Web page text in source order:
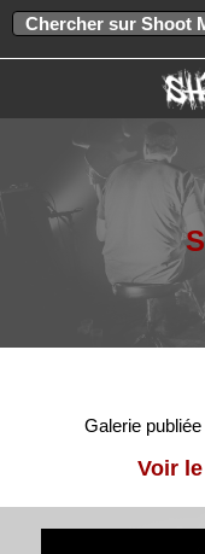
Galerie
Voir